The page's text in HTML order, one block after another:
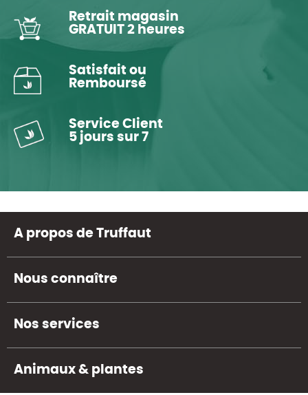
Retrait magasin
GRATUIT 2 heures
Satisfait ou
Remboursé
Service Client
5 jours sur 7
A propos de Truffaut
Nous connaître
Nos services
Animaux & plantes